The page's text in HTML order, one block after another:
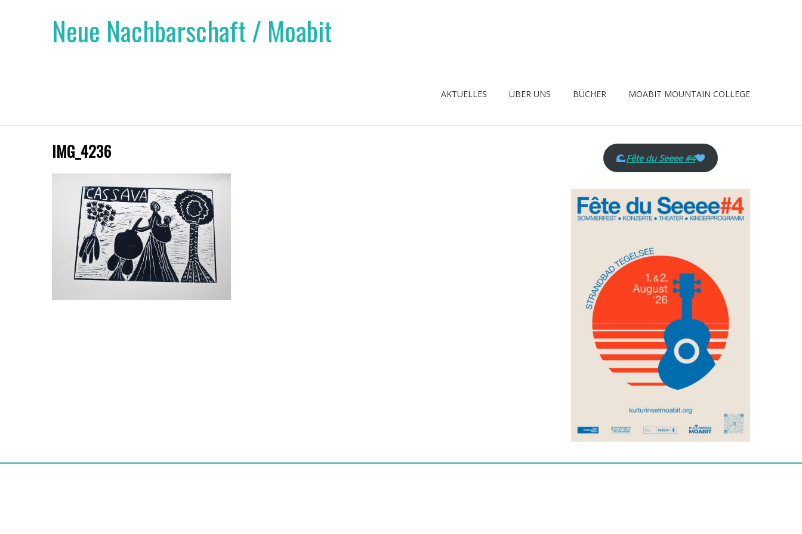
Neue Nachbarschaft / Moabit
AKTUELLES ÜBER UNS BÜCHER MOABIT MOUNTAIN COLLEGE
IMG_4236 Fête du Seeee #4